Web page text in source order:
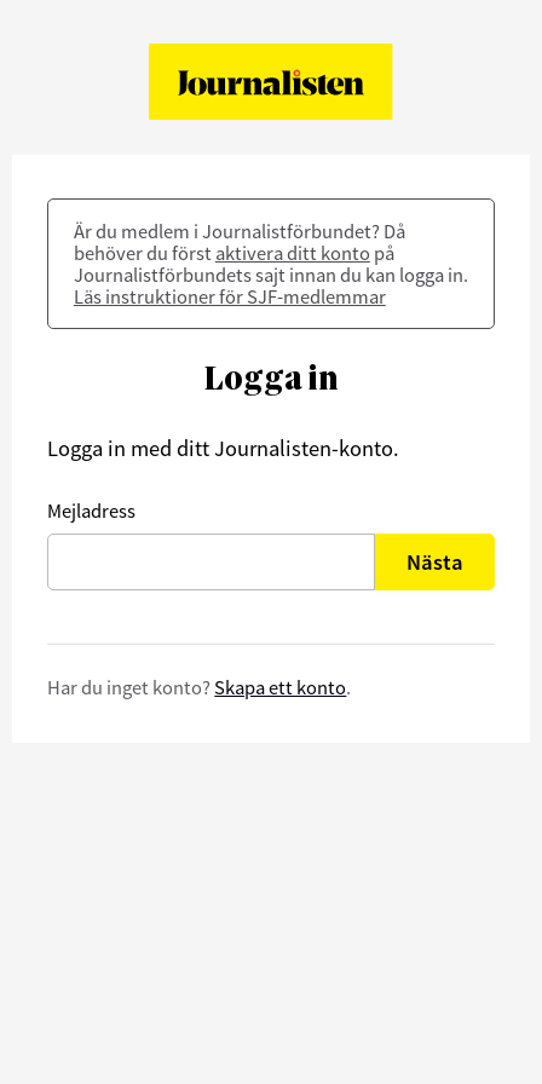
Är du medlem i Journalistförbundet? Då
behöver du först aktivera ditt konto på
Journalistförbundets sajt innan du kan logga in.
Läs instruktioner för SJF-medlemmar
Logga in
Logga in med ditt Journalisten-konto.
Mejladress
Nästa
Har du inget konto? Skapa ett konto.